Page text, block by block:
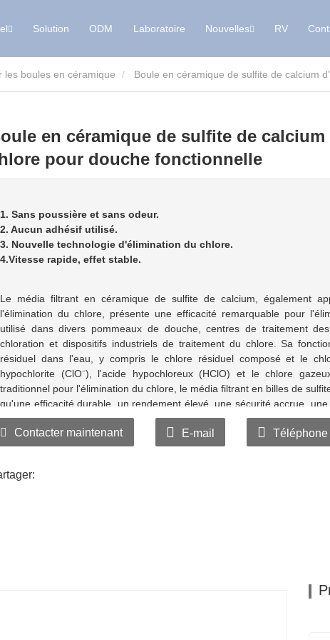
Solution ODM Laboratoire Nouvelles RV
les boules en céramique
en céramique de sulfite de
pour douche fonctionnelle
1. Sans poussière et sans odeur.
2. Aucun adhésif utilisé.
3. Nouvelle technologie d'élimination du chlore.
4.Vitesse rapide, effet stable.
Le média filtrant en céramique de sulfite de calcium, également
l'élimination du chlore, présente une efficacité remarquable pour
utilisé dans divers pommeaux de douche, centres de traitement
chloration et dispositifs industriels de traitement du chlore. Sa
résiduel dans l'eau, y compris le chlore résiduel composé et le
hypochlorite (ClO⁻), l'acide hypochloreux (HClO) et le chlore
traditionnel pour l'élimination du chlore, le média filtrant en billes de
qu'une efficacité durable, un rendement élevé, une sécurité accrue,
et une résistance à la prolifération bactérienne. De plus, comparé aux
coût de production inférieur et une élimination du chlore plus efficace.
Contacter maintenant E-mail Téléphone